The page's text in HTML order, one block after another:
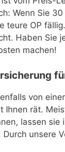
Wenn Sie
teure OP
Haben Sie
machen!
von
Ihnen rät.
lassen
unsere